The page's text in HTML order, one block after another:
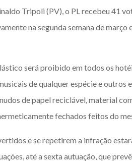
Tripoli (PV), o PL recebeu 41
na segunda semana de março
será proibido em todos os
de qualquer espécie e outros
de papel reciclável, material
fechados feitos do
e se repetirem a infração
até a sexta autuação, que